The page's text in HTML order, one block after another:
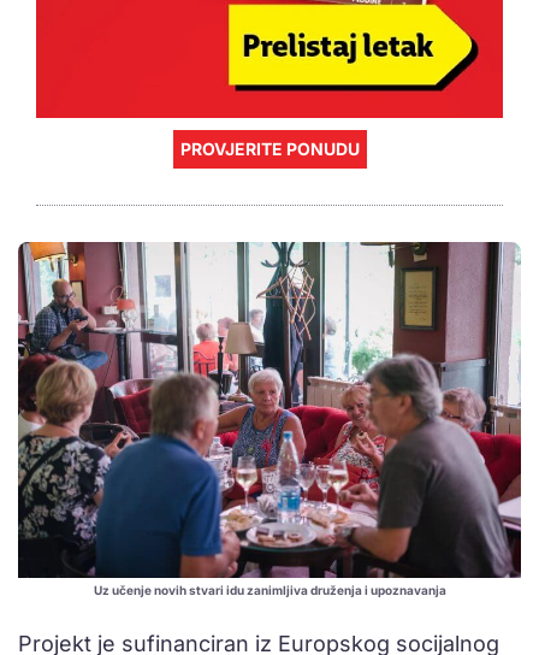
PROVJERITE PONUDU
Uz učenje novih stvari idu zanimljiva druženja i upoznavanja
Projekt je sufinanciran iz Europskog socijalnog